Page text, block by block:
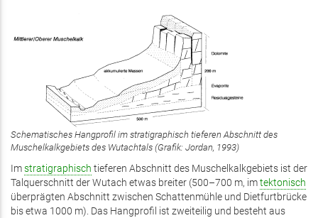
Schematisches Hangprofil im stratigraphisch tieferen Abschnitt des
Muschelkalkgebiets des Wutachtals (Grafik: Jordan, 1993)
Imstratigraphisch tieferen Abschnitt des Muschelkalkgebiets ist der
Talquerschnitt der Wutach etwas breiter (500–700 m, imtektonisch
überprägten Abschnitt zwischen Schattenmühle und Dietfurtbrücke
bis etwa 1000 m). Das Hangprofil ist zweiteilig und besteht aus